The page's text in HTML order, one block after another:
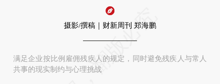
摄影/撰稿｜财新周刊 郑海鹏
满足企业按比例雇佣残疾人的规定，同时避免残疾人与常人
共事的现实制约与心理挑战